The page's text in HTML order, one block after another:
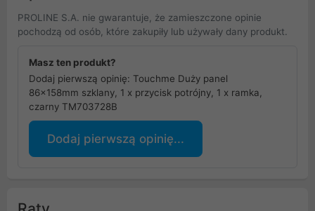
PROLINE S.A. nie gwarantuje, że zamieszczone opinie
pochodzą od osób, które zakupiły lub używały dany produkt.
Masz ten produkt?
Dodaj pierwszą opinię: Touchme Duży panel
86x158mm szklany, 1 x przycisk potrójny, 1 x ramka,
czarny TM703728B
Dodaj pierwszą opinię...